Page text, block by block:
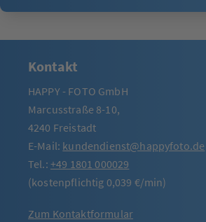
Kontakt
HAPPY - FOTO GmbH
Marcusstraße 8-10,
4240 Freistadt
E-Mail: kundendienst@happyfoto.de
Tel.: +49 1801 000029
(kostenpflichtig 0,039 €/min)
Zum Kontaktformular